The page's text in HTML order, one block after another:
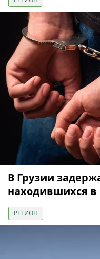
В Грузии
находившихся в
РЕГИОН